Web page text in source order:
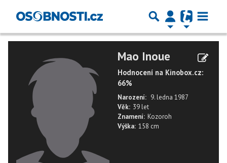
Mao Inoue
Hodnocení na Kinobox.cz:
66%
Narození: 9. ledna 1987
Věk: 39 let
Znamení: Kozoroh
Výška: 158 cm